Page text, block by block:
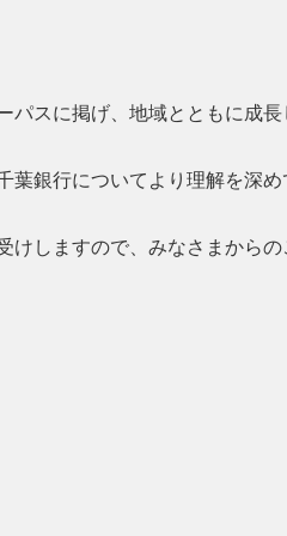
スに掲げ、地域とともに成
銀行についてより理解を深
しますので、みなさまから